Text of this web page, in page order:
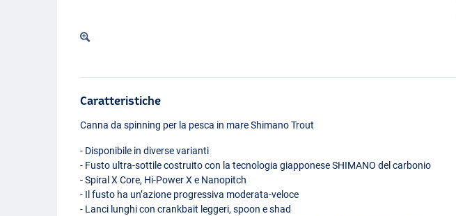
Caratteristiche
Canna da spinning per la pesca in mare Shimano Trout
- Disponibile in diverse varianti
- Fusto ultra-sottile costruito con la tecnologia giapponeseSHIMANO del carbonio
- Spiral X Core, Hi-Power X e Nanopitch
- Il fusto ha un’azione progressiva moderata-veloce
- Lanci lunghi con crankbait leggeri, spoon e shad